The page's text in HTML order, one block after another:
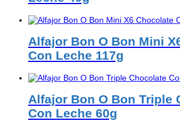
Alfajor Bon O Bon Mini
Con Leche 117g
Alfajor Bon O Bon Triple
Con Leche 60g